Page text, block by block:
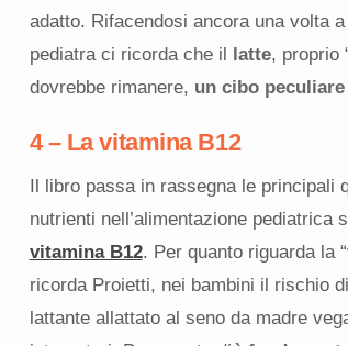
adatto. Rifacendosi ancora una volta
pediatra ci ricorda che il latte, proprio
dovrebbe rimanere, un cibo
4 – La vitamina B12
Il libro passa in rassegna le principali
nutrienti nell’alimentazione pediatrica
vitamina B12. Per quanto riguarda la
ricorda Proietti, nei bambini il rischio
lattante allattato al seno da madre